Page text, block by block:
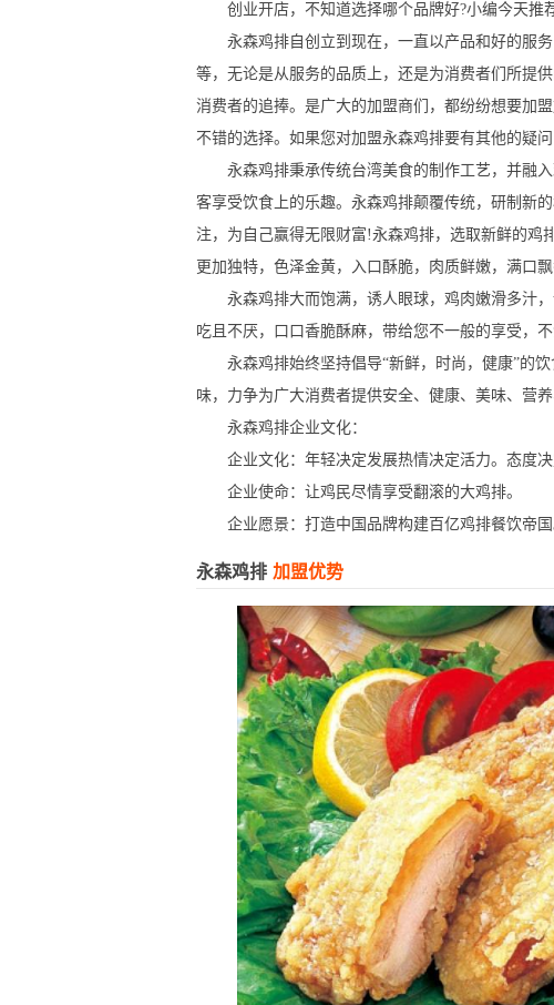
创业开店，不知道选择哪个品牌好?小编今天推荐
永森鸡排自创立到现在，一直以产品和好的服务
等，无论是从服务的品质上，还是为消费者们所提
消费者的追捧。是广大的加盟商们，都纷纷想要加
不错的选择。如果您对加盟永森鸡排要有其他的疑
永森鸡排秉承传统台湾美食的制作工艺，并融入
客享受饮食上的乐趣。永森鸡排颠覆传统，研制新
注，为自己赢得无限财富!永森鸡排，选取新鲜的鸡
更加独特，色泽金黄，入口酥脆，肉质鲜嫩，满口
永森鸡排大而饱满，诱人眼球，鸡肉嫩滑多汁，
吃且不厌，口口香脆酥麻，带给您不一般的享受，
永森鸡排始终坚持倡导“新鲜，时尚，健康”的饮
味，力争为广大消费者提供安全、健康、美味、营
永森鸡排企业文化：
企业文化：年轻决定发展热情决定活力。态度决
企业使命：让鸡民尽情享受翻滚的大鸡排。
企业愿景：打造中国品牌构建百亿鸡排餐饮帝国
永森鸡排 加盟优势